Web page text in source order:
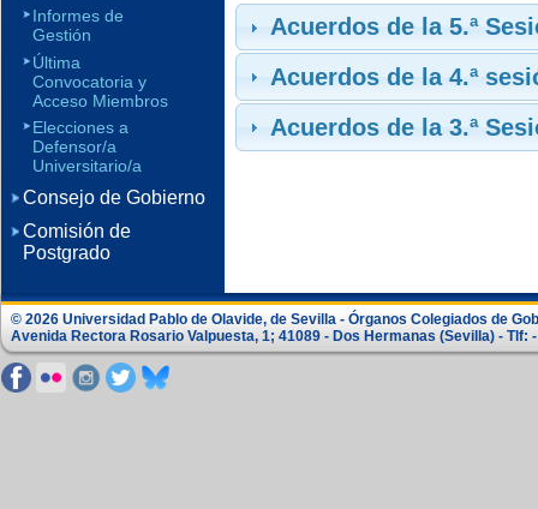
Acuerdos de la 5.ª
Acuerdos de la 4.ª
Acuerdos de la 3.ª
Informes de
Gestión
Última
Convocatoria y
Acceso Miembros
Elecciones a
Defensor/a
Universitario/a
Consejo de Gobierno
Comisión de
Postgrado
© 2026 Universidad Pablo de Olavide, de Sevilla - Órganos Colegiados de
Avenida Rectora Rosario Valpuesta, 1; 41089 - Dos Hermanas (Sevilla) - Tlf: -